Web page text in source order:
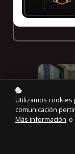
Utilizamos
comunicación
Más información o